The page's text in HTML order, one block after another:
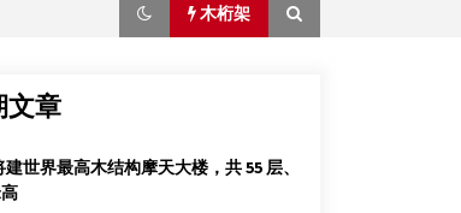
木桁架
结构展览会
月18日
文章
世界最高木结构摩天大楼，共 55 层、